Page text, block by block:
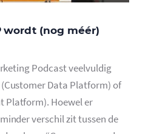
wordt (nog méér)
Podcast veelvuldig
Data Platform) of
Platform). Hoewel er
verschil zit tussen de